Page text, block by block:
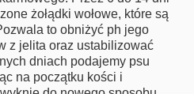
żołądki wołowe, które są
to obniżyć ph jego
z jelita oraz ustabilizować
dniach podajemy psu
na początku kości i